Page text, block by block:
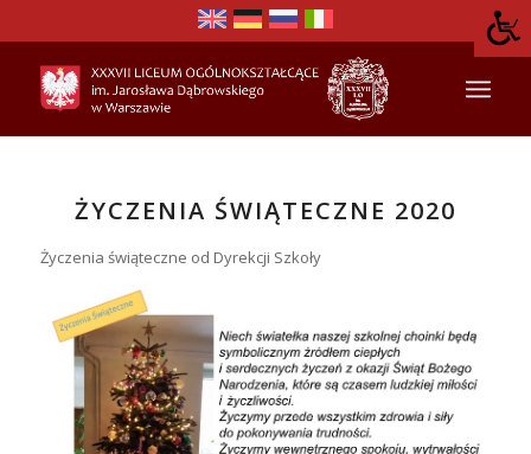
ŻYCZENIA ŚWIĄTECZNE 2020
Życzenia świąteczne od Dyrekcji Szkoły